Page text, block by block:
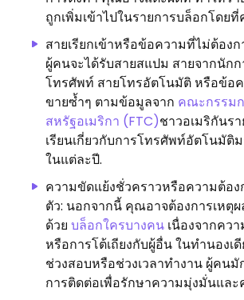
ถูกเพิ่มเข้าไปในรายการบล็อกโดย
สายเรียกเข้าหรือข้อความที่ไม่ต้อง
ผู้คนจะได้รับสายสแปม สายจากนัก
โทรศัพท์ สายโทรอัตโนมัติ หรือข้อค
ขายซ้ำๆ ตามข้อมูลจาก คณะกรรม
สหรัฐอเมริกา (FTC)ชาวอเมริกันร
เรียนเกี่ยวกับการโทรศัพท์อัตโนมัติ
ในแต่ละปี.
ความขัดแย้งชั่วคราวหรือความต้อ
ตัว: นอกจากนี้ คุณอาจต้องการเหตุ
ด้วย บล็อกใครบางคน เนื่องจากคว
หรือการโต้เถียงกับผู้อื่น ในทำนองเ
ช่วงสอบหรือช่วงเวลาทำงาน ผู้คนมั
การติดต่อเพื่อรักษาความมุ่งมั่นและ